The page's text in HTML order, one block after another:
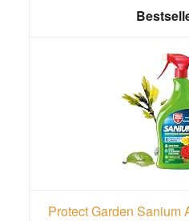
Protect Garden Sanium